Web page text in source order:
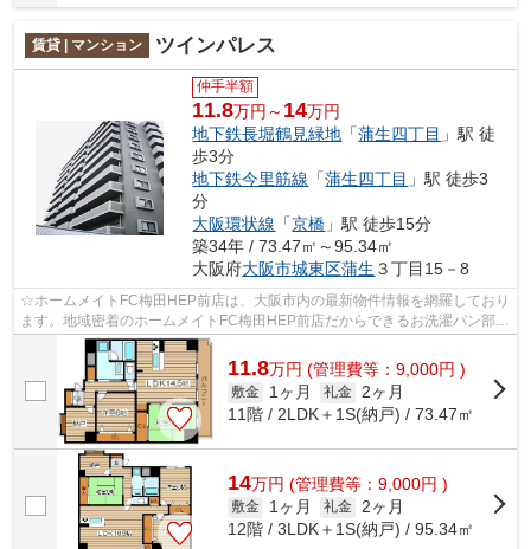
賃貸 | マンション ツインパレス
仲手半額
11.8万円～ 14万円
地下鉄長堀鶴見緑地 「蒲生四丁目 」駅 徒
歩3分
地下鉄今里筋線 「蒲生四丁目 」駅 徒歩3
分
大阪環状線 「京橋 」駅 徒歩15分
築34年 / 73.47㎡～95.34㎡
大阪府大阪市城東区蒲生 ３丁目15－8
☆ホームメイトFC梅田HEP前店は、大阪市内の最新物件情報を網羅しており
ます。地域密着のホームメイトFC梅田HEP前店だからできるお洗濯パン部屋
探し品質であなたの理想のお部屋一緒に探...
11.8万円 (管理費等：9,000円 )
敷金 1ヶ月 礼金
2ヶ月
11階 / 2LDK＋1S(納戸) / 73.47㎡
14万円 (管理費等：9,000円 )
敷金 1ヶ月 礼金
2ヶ月
12階 / 3LDK＋1S(納戸) / 95.34㎡